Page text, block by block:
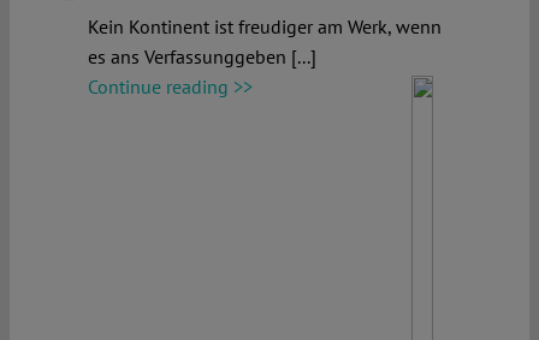
Kein Kontinent ist freudiger am Werk, wenn
es ans Verfassunggeben [...]
Continue reading >>